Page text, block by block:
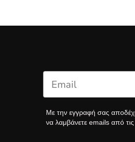
Με την εγγραφή σας
να λαμβάνετε emails από